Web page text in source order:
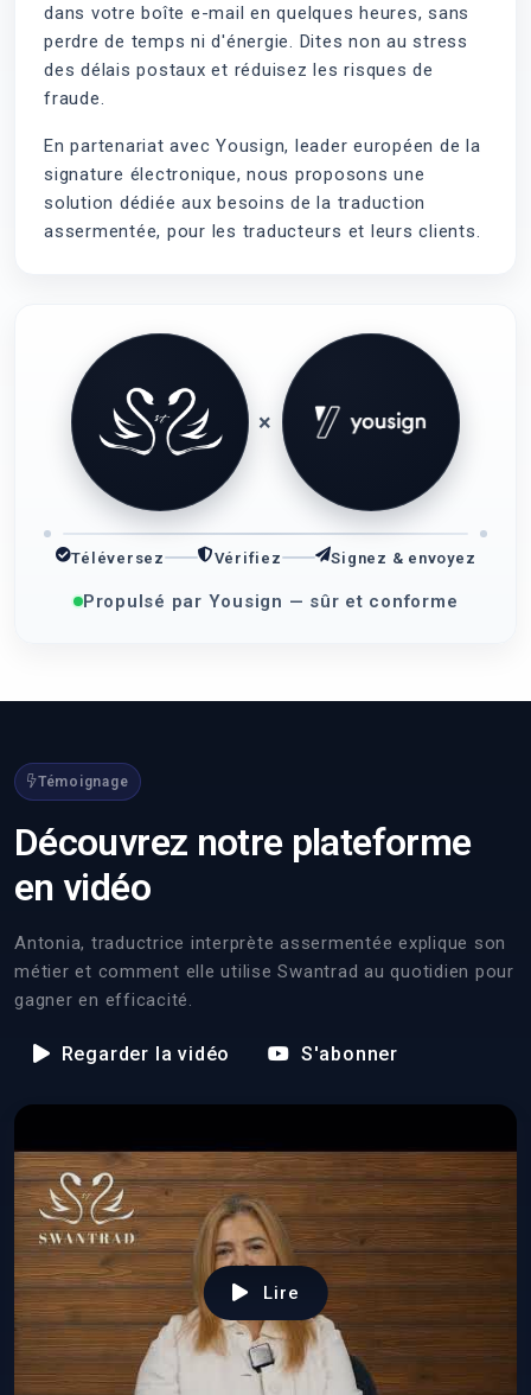
dans votre boîte e-mail en quelques heures, sans
perdre de temps ni d'énergie. Dites non au stress
des délais postaux et réduisez les risques de
fraude.
En partenariat avec Yousign, leader européen de la
signature électronique, nous proposons une
solution dédiée aux besoins de la traduction
assermentée, pour les traducteurs et leurs clients.
×
Téléversez Vérifiez Signez & envoyez
Propulsé par Yousign — sûr et conforme
Témoignage
Découvrez notre plateforme
en vidéo
Antonia, traductrice interprète assermentée explique son
métier et comment elle utilise Swantrad au quotidien pour
gagner en efficacité.
Regarder la vidéo S'abonner
Lire